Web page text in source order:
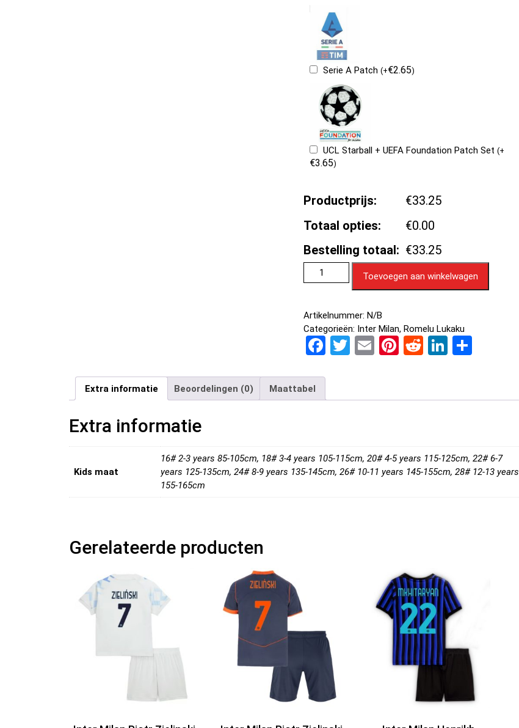
Serie A Patch (+€2.65)
UCL Starball + UEFA Foundation Patch Set (+
€3.65)
Productprijs:
€33.25
Totaal opties:
€0.00
Bestelling totaal: €33.25
Toevoegen aan winkelwagen
Artikelnummer: N/B
Categorieën: Inter Milan, Romelu Lukaku
F
ce
b
o
k
T
er
E Pi
es
R
di
Li
dI
D
n
Extra informatie Beoordelingen (0) Maattabel
Extra informatie
Kids maat
16# 2-3 years 85-105cm, 18# 3-4 years 105-115cm, 20# 4-5 years 115-125cm, 22# 6-7
years 125-135cm, 24# 8-9 years 135-145cm, 26# 10-11 years 145-155cm, 28# 12-13 years
155-165cm
Gerelateerde producten